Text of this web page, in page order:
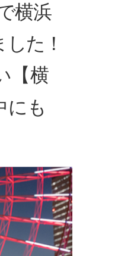
横浜
た！
【横
にも